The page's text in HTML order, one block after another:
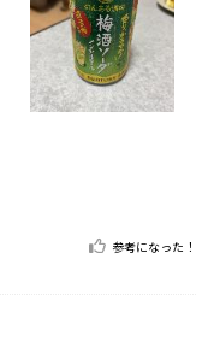
参考になった！